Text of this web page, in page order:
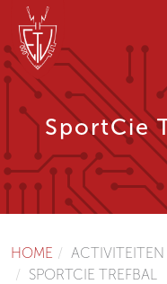
SportCie
HOME ACTIVITEITEN
SPORTCIE TREFBAL